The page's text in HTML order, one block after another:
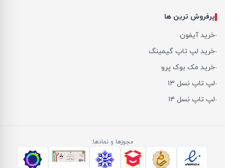
پرفروش ترین ها
خرید آیفون
خرید لپ تاپ گیمینگ
خرید مک بوک پرو
لپ تاپ نسل ۱۳
لپ تاپ نسل ۱۴
مجوزها و نمادها: